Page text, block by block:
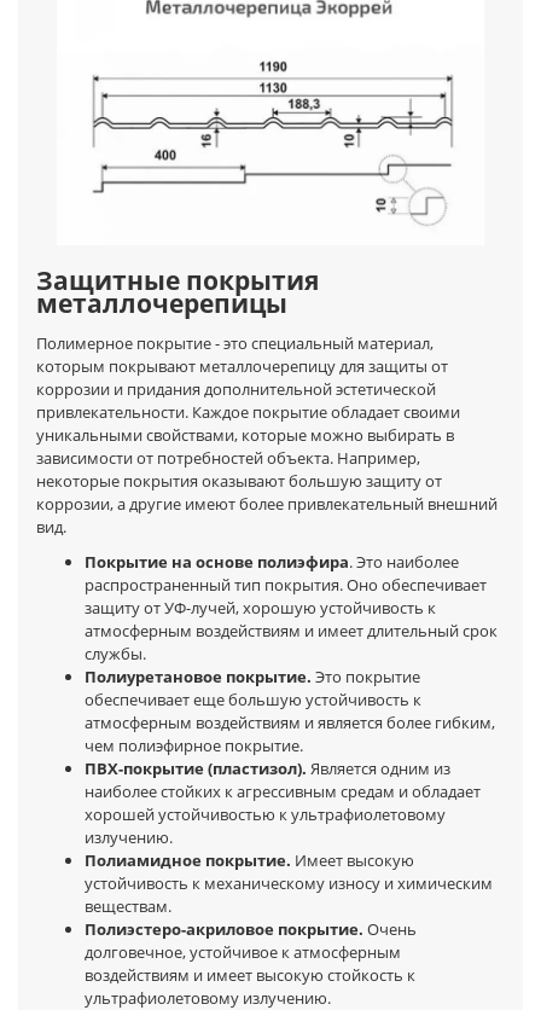
Защитные покрытия
металлочерепицы
Полимерное покрытие - это специальный материал,
которым покрывают металлочерепицу для защиты от
коррозии и придания дополнительной эстетической
привлекательности. Каждое покрытие обладает своими
уникальными свойствами, которые можно выбирать в
зависимости от потребностей объекта. Например,
некоторые покрытия оказывают большую защиту от
коррозии, а другие имеют более привлекательный внешний
вид.
Покрытие на основе полиэфира. Это наиболее
распространенный тип покрытия. Оно обеспечивает
защиту от УФ-лучей, хорошую устойчивость к
атмосферным воздействиям и имеет длительный срок
службы.
Полиуретановое покрытие. Это покрытие
обеспечивает еще большую устойчивость к
атмосферным воздействиям и является более гибким,
чем полиэфирное покрытие.
ПВХ-покрытие (пластизол). Является одним из
наиболее стойких к агрессивным средам и обладает
хорошей устойчивостью к ультрафиолетовому
излучению.
Полиамидное покрытие. Имеет высокую
устойчивость к механическому износу и химическим
веществам.
Полиэстеро-акриловое покрытие. Очень
долговечное, устойчивое к атмосферным
воздействиям и имеет высокую стойкость к
ультрафиолетовому излучению.